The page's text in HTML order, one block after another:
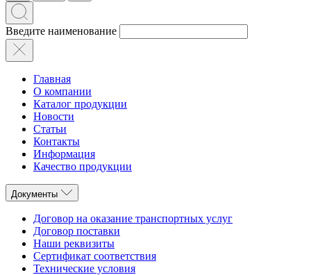
Введите наименование
Главная
О компании
Каталог продукции
Новости
Статьи
Контакты
Информация
Качество продукции
Документы
Договор на оказание транспортных услуг
Договор поставки
Наши реквизиты
Сертификат соответствия
Технические условия